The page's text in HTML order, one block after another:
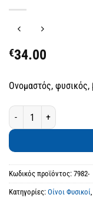
€34.00
Ονομαστός, φυσικός,
Ξερόστερνα - ρομπόλα
Κωδικός προϊόντος: 7982-
Κατηγορίες: Οίνοι Φυσικοί,